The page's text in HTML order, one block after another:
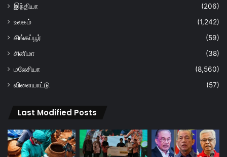
இந்தியா
(206)
உலகம்
(1,242)
சிங்கப்பூர்
(59)
சினிமா
(38)
மலேசியா
(8,560)
விளையாட்டு
(57)
Last Modified Posts